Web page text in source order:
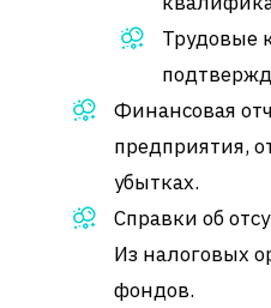
Трудовые
Финансовая
предприятия,
убытках.
Справки об
Из налоговых
фондов.